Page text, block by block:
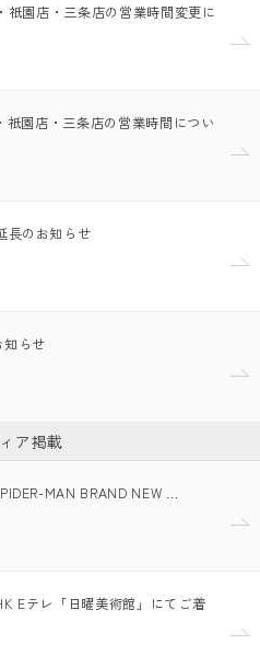
園店・三条店の営業時間変更に
園店・三条店の営業時間につい
長のお知らせ
らせ
ア掲載
MAN BRAND NEW …
Eテレ「日曜美術館」にてご着